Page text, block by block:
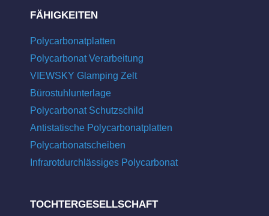
FÄHIGKEITEN
Polycarbonatplatten
Polycarbonat Verarbeitung
VIEWSKY Glamping Zelt
Bürostuhlunterlage
Polycarbonat Schutzschild
Antistatische Polycarbonatplatten
Polycarbonatscheiben
Infrarotdurchlässiges Polycarbonat
TOCHTERGESELLSCHAFT